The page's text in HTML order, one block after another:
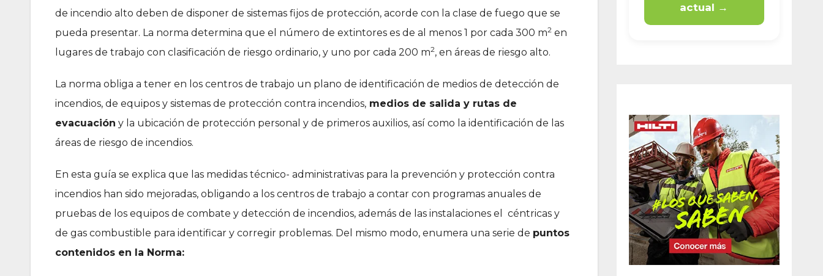
de incendio alto deben de disponer de sistemas fijos de protección, acorde con la clase de fuego que se
pueda presentar. La norma determina que el número de extintores es de al menos 1 por cada 300 m2 en
lugares de trabajo con clasificación de riesgo ordinario, y uno por cada 200 m2, en áreas de riesgo alto.
La norma obliga a tener en los centros de trabajo un plano de identificación de medios de detección de
incendios, de equipos y sistemas de protección contra incendios, medios de salida y rutas de
evacuación y la ubicación de protección personal y de primeros auxilios, así como la identificación de las
áreas de riesgo de incendios.
En esta guía se explica que las medidas técnico- administrativas para la prevención y protección contra
incendios han sido mejoradas, obligando a los centros de trabajo a contar con programas anuales de
pruebas de los equipos de combate y detección de incendios, además de las instalaciones el céntricas y
de gas combustible para identificar y corregir problemas. Del mismo modo, enumera una serie de puntos
contenidos en la Norma:
actual →